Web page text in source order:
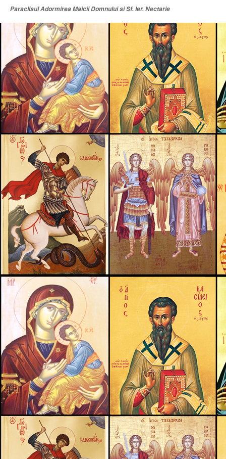
Paraclisul Adormirea Maicii Domnului si Sf. Ier. Nectarie